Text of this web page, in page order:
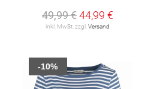
49,99 €44,99 €
inkl. MwSt. zzgl. Versand
-10%